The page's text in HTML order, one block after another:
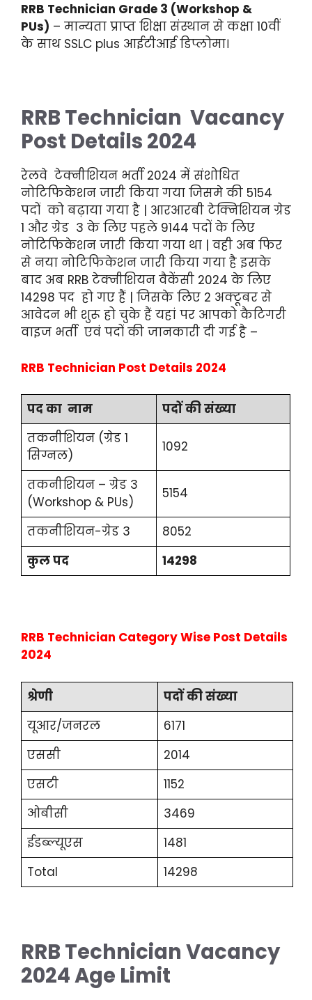
RRB Technician Grade 3 (Workshop &
PUs) – मान्यता प्राप्त शिक्षा संस्थान से कक्षा 10वीं
के साथ SSLC plus आईटीआई डिप्लोमा।
RRB Technician Vacancy
Post Details 2024
रेलवे टेक्नीशियन भर्ती 2024 में संशोधित
नोटिफिकेशन जारी किया गया जिसमे की 5154
पदों को बढ़ाया गया है | आरआरबी टेक्निशियन ग्रेड
1 और ग्रेड 3 के लिए पहले 9144 पदों के लिए
नोटिफिकेशन जारी किया गया था | वही अब फिर
से नया नोटिफिकेशन जारी किया गया है इसके
बाद अब RRB टेक्नीशियन वैकेंसी 2024 के लिए
14298 पद हो गए हैं | जिसके लिए 2 अक्टूबर से
आवेदन भी शुरू हो चुके हैं यहां पर आपको कैटिगरी
वाइज भर्ती एवं पदों की जानकारी दी गई है –
RRB Technician Post Details 2024
पद का नाम
पदों की संख्या
तकनीशियन (ग्रेड 1
सिग्नल)
1092
तकनीशियन – ग्रेड 3
(Workshop & PUs)
5154
तकनीशियन-ग्रेड 3
8052
कुल पद
14298
RRB Technician Category Wise Post Details
2024
श्रेणी
पदों की संख्या
यूआर/जनरल
6171
एससी
2014
एसटी
1152
ओबीसी
3469
ईडब्ल्यूएस
1481
Total
14298
RRB Technician Vacancy
2024 Age Limit